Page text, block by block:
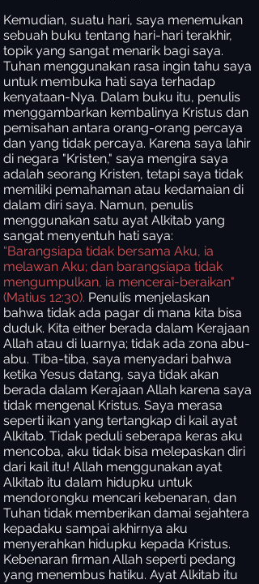
Kemudian, suatu hari, saya menemukan
sebuah buku tentang hari-hari terakhir,
topik yang sangat menarik bagi saya.
Tuhan menggunakan rasa ingin tahu saya
untuk membuka hati saya terhadap
kenyataan-Nya. Dalam buku itu, penulis
menggambarkan kembalinya Kristus dan
pemisahan antara orang-orang percaya
dan yang tidak percaya. Karena saya lahir
di negara "Kristen," saya mengira saya
adalah seorang Kristen, tetapi saya tidak
memiliki pemahaman atau kedamaian di
dalam diri saya. Namun, penulis
menggunakan satu ayat Alkitab yang
sangat menyentuh hati saya:
“Barangsiapa tidak bersama Aku, ia
melawan Aku; dan barangsiapa tidak
mengumpulkan, ia mencerai-beraikan"
(Matius 12:30). Penulis menjelaskan
bahwa tidak ada pagar di mana kita bisa
duduk. Kita either berada dalam Kerajaan
Allah atau di luarnya; tidak ada zona abu-
abu. Tiba-tiba, saya menyadari bahwa
ketika Yesus datang, saya tidak akan
berada dalam Kerajaan Allah karena saya
tidak mengenal Kristus. Saya merasa
seperti ikan yang tertangkap di kail ayat
Alkitab. Tidak peduli seberapa keras aku
mencoba, aku tidak bisa melepaskan diri
dari kail itu! Allah menggunakan ayat
Alkitab itu dalam hidupku untuk
mendorongku mencari kebenaran, dan
Tuhan tidak memberikan damai sejahtera
kepadaku sampai akhirnya aku
menyerahkan hidupku kepada Kristus.
Kebenaran firman Allah seperti pedang
yang menembus hatiku. Ayat Alkitab itu